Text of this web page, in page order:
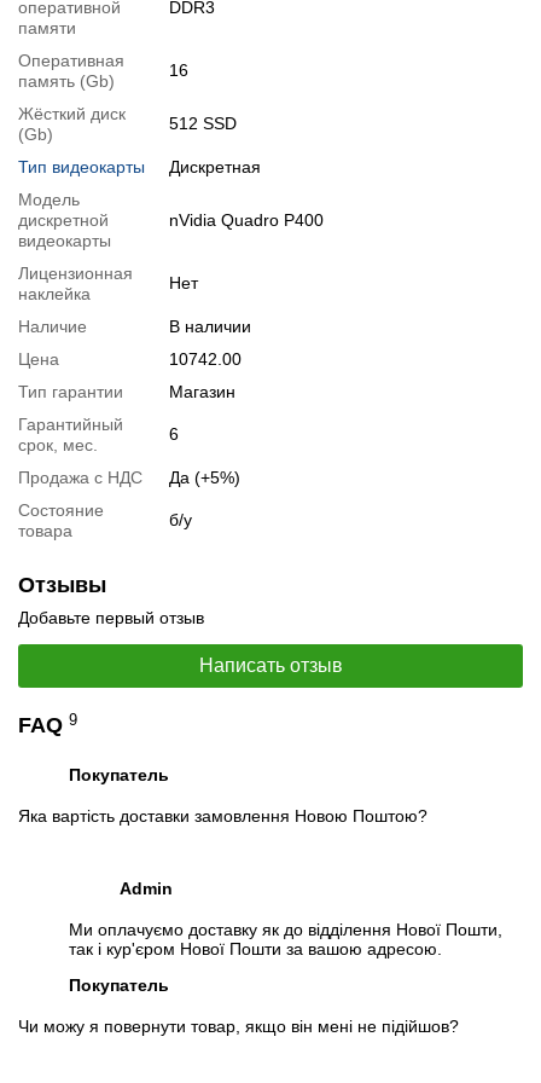
Тестирование процессора:
Тестування відеокарти:
Видеообзоры
📧
Отслеживать в Instagram
Отслеживать на Facebook
оперативной
памяти
DDR3
Оперативная
память (Gb)
16
Жёсткий диск
(Gb)
512 SSD
Тип видеокарты
Дискретная
Модель
дискретной
видеокарты
nVidia Quadro P400
Лицензионная
наклейка
Нет
Наличие
В наличии
Цена
10742.00
Тип гарантии
Магазин
Гарантийный
срок, мес.
6
Продажа с НДС
Да (+5%)
Состояние
товара
б/у
Отзывы
Добавьте первый отзыв
Написать отзыв
FAQ 9
Покупатель
Яка вартість доставки замовлення Новою Поштою?
Admin
Ми оплачуємо доставку як до відділення Нової Пошти,
так і кур'єром Нової Пошти за вашою адресою.
Покупатель
Чи можу я повернути товар, якщо він мені не підійшов?